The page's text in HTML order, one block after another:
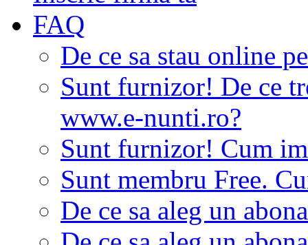
FAQ
De ce sa stau online
Sunt furnizor! De ce
www.e-nunti.ro?
Sunt furnizor! Cum
Sunt membru Free.
De ce sa aleg un